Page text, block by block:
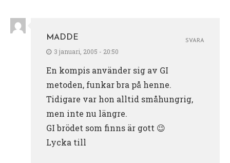
MADDE
3 januari, 2005 - 20:50
En kompis använder sig av GI
metoden, funkar bra på henne.
Tidigare var hon alltid småhungrig,
men inte nu längre.
GI brödet som finns är gott 😉
Lycka till
SVARA